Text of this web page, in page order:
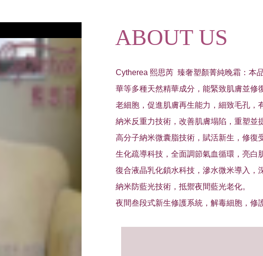
Cytherea 熙思芮 臻奢塑顏菁純晚霜：本
華等多種天然精華成分，能緊致肌膚並修
老細胞，促進肌膚再生能力，細致毛孔，
納米反重力技術，改善肌膚塌陷，重塑並
高分子納米微囊脂技術，賦活新生，修復
生化疏導科技，全面調節氣血循環，亮白
復合液晶乳化鎖水科技，滲水微米導入，
納米防藍光技術，抵禦夜間藍光老化。
夜間叁段式新生修護系統，解毒細胞，修
ABOUT US